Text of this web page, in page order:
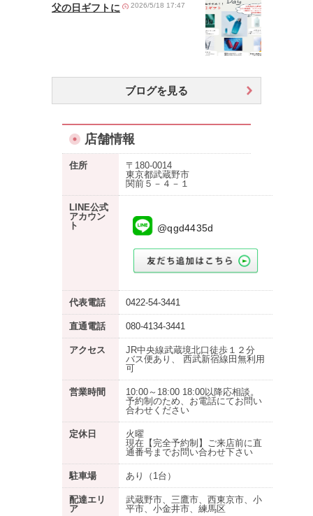
父の日ギフトに 2026/5/18 17:47
ブログを見る
店舗情報
住所
〒180-0014
東京都武蔵野市
関前５－４－１
LINE公式
アカウン
ト
@qgd4435d
代表電話 0422-54-3441
直通電話 080-4134-3441
アクセス
JR中央線武蔵境北口徒歩１２分
バス便あり、 西武新宿線田無利用
可
営業時間
10:00～18:00 18:00以降応相談。
予約制のため、お電話にてお問い
合わせください
定休日
火曜
現在【完全予約制】ご来店前に直
通番号までお問い合わせ下さい
駐車場 あり （1台）
配達エリ
ア
武蔵野市、三鷹市、西東京市、小
平市、小金井市、練馬区